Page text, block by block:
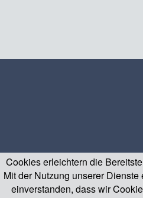
Cookies erleichtern die
Mit der Nutzung unserer
einverstanden, dass wir